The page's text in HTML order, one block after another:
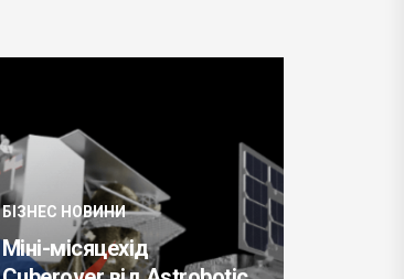
БІЗНЕС НОВИНИ
Міні-місяцехід